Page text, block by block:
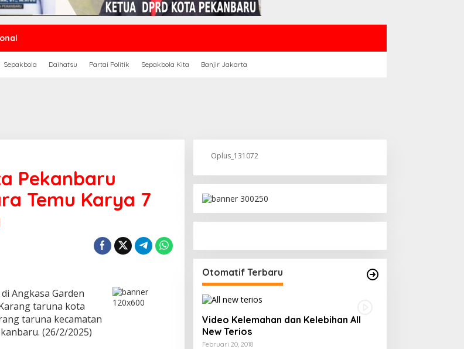
Sepakbola Daihatsu Partai Politik Sepakbola Kita Banjir Jakarta
Pekanbaru
Temu Karya 7
Angkasa Garden
taruna kota
taruna kecamatan
(26/2/2025)
Oplus_131072
Otomatif Terbaru
Video Kelemahan dan Kelebihan All
New Terios
Februari 20, 2018